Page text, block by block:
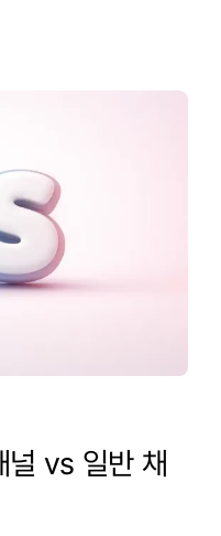
널 vs 일반 채